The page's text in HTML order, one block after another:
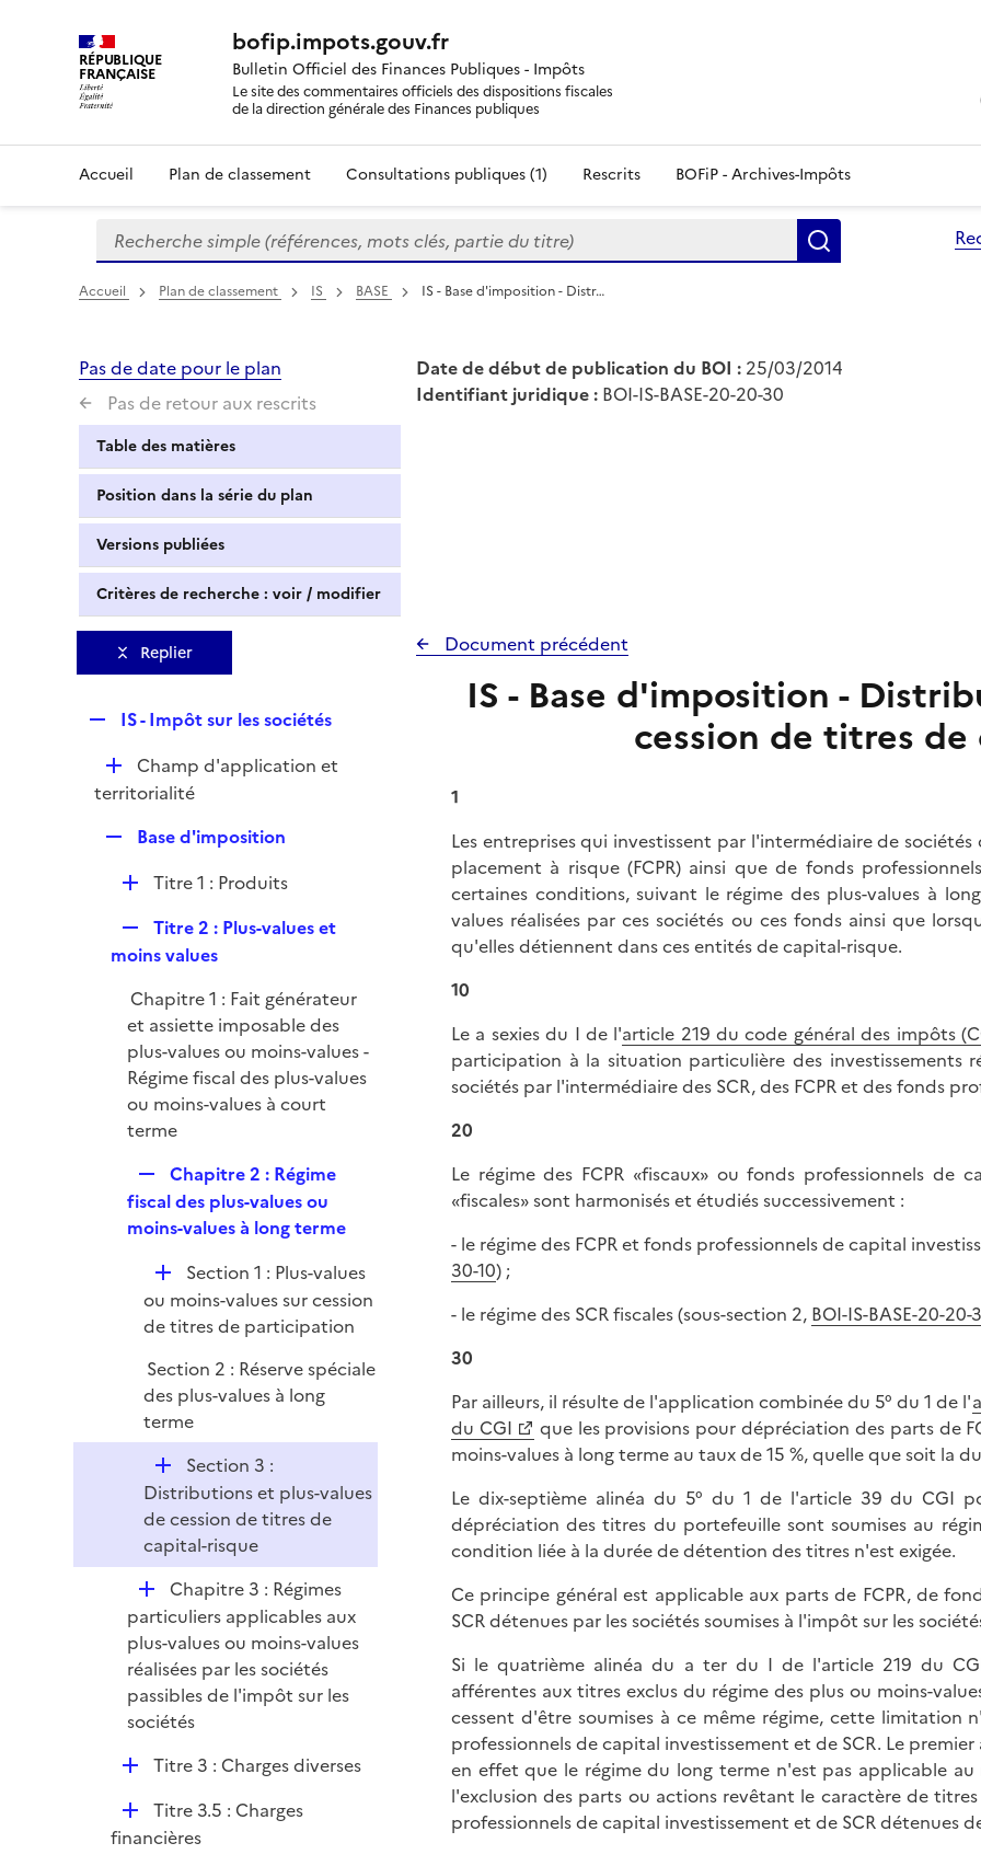
RÉPUBLIQUE
FRANÇAISE
bofip.impots.gouv.fr
Bulletin Officiel des Finances Publiques - Impôts
Le site des commentaires officiels des dispositions fiscales
de la direction générale des Finances publiques
Accueil Plan de classement Consultations publiques (1) Rescrits BOFiP - Archives-Impôts
Formulaire
de
recherche
Recherche simple (références, mots clés, partie du titre)
Accueil Plan de classement IS BASE IS - Base d'imposition - Distr…
Pas de date pour le plan
Pas de retour aux rescrits
Table des matières
Position dans la série du plan
Versions publiées
Critères de recherche : voir / modifier
Date de début de publication du BOI : 25/03/2014
Identifiant juridique : BOI-IS-BASE-20-20-30
Replier
p
l
IS - Impôt sur les sociétés
D
é
i
e
r
Champ d'application et
territorialité
p
e
r
Base d'imposition
D
l
i
e
r
Titre 1 : Produits
e
l
i
e
r
Titre 2 : Plus-values et
moins values
Chapitre 1 : Fait générateur
et assiette imposable des
plus-values ou moins-values -
Régime fiscal des plus-values
ou moins-values à court
terme
e
p
i
e
r
Chapitre 2 : Régime
fiscal des plus-values ou
moins-values à long terme
D
é
p
i
e
r
Section 1 : Plus-values
ou moins-values sur cession
de titres de participation
Section 2 : Réserve spéciale
des plus-values à long
terme
D
é
p
l
i
e
r
Section 3 :
Distributions et plus-values
de cession de titres de
capital-risque
D
é
p
l
i
e
Chapitre 3 : Régimes
particuliers applicables aux
plus-values ou moins-values
réalisées par les sociétés
passibles de l'impôt sur les
sociétés
D
l
Titre 3 : Charges diverses
D
é
Titre 3.5 : Charges
financières
Document précédent
IS - Base d'imposition -
cession de titres
1
Les entreprises qui investissent par l'intermédiaire de
placement à risque (FCPR) ainsi que de fonds
certaines conditions, suivant le régime des plus-values à
values réalisées par ces sociétés ou ces fonds ainsi que
qu'elles détiennent dans ces entités de capital-risque.
10
Le a sexies du I de l'article 219 du code général des impôts
participation à la situation particulière des investissements
sociétés par l'intermédiaire des SCR, des FCPR et des fonds
20
Le régime des FCPR «fiscaux» ou fonds professionnels de
«fiscales» sont harmonisés et étudiés successivement :
- le régime des FCPR et fonds professionnels de capital
30-10) ;
- le régime des SCR fiscales (sous-section 2, BOI-IS-BASE-20-20-
30
Par ailleurs, il résulte de l'application combinée du 5° du 1 de l'
du CGI
que les provisions pour dépréciation des parts de
moins-values à long terme au taux de 15 %, quelle que soit la
Le dix-septième alinéa du 5° du 1 de l'article 39 du CGI
dépréciation des titres du portefeuille sont soumises au
condition liée à la durée de détention des titres n'est exigée.
Ce principe général est applicable aux parts de FCPR, de
SCR détenues par les sociétés soumises à l'impôt sur les
Si le quatrième alinéa du a ter du I de l'article 219 du
afférentes aux titres exclus du régime des plus ou moins-
cessent d'être soumises à ce même régime, cette limitation
professionnels de capital investissement et de SCR. Le
en effet que le régime du long terme n'est pas applicable
l'exclusion des parts ou actions revêtant le caractère de
professionnels de capital investissement et de SCR détenues